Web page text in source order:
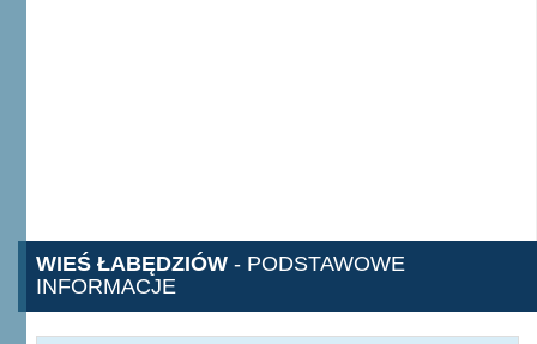
WIEŚ ŁABĘDZIÓW - PODSTAWOWE
INFORMACJE